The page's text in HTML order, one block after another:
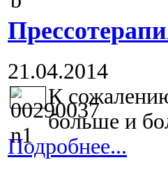
21.04.2014
К
больше и
Подробнее...